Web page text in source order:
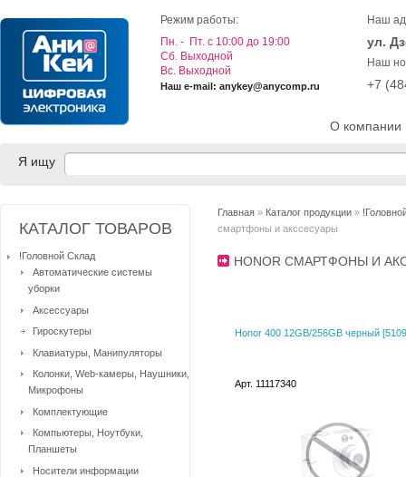
О компании
Режим работы:
Пн. - Пт. с 10:00 до 19:00
Cб. Выходной
Вс. Выходной
Наш e-mail: anykey@anycomp.ru
Наш
ул.
Наш
+7
Я ищу
Главная » Каталог продукции »
смартфоны и акссесуары
HONOR СМАРТФОНЫ И
Honor 400 12GB/256GB черный
Арт. 11117340
КАТАЛОГ ТОВАРОВ
!Головной Склад
Автоматические системы
уборки
Аксессуары
Гироскутеры
Клавиатуры, Манипуляторы
Колонки, Web-камеры, Наушники,
Микрофоны
Комплектующие
Компьютеры, Ноутбуки,
Планшеты
Носители информации